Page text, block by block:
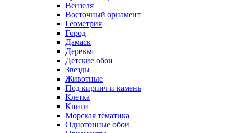
Вензеля
Восточный орнамент
Геометрия
Город
Дамаск
Деревья
Детские обои
Звезды
Животные
Под кирпич и камень
Клетка
Книги
Морская тематика
Однотонные обои